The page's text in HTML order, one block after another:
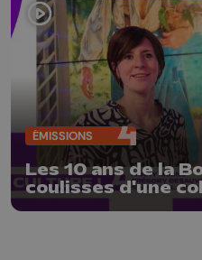
ÉMISSIONS
Les 10 ans de la
coulisses d'une